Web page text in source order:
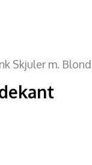
Skjuler m.